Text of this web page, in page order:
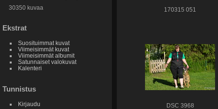
30350 kuvaa
Ekstrat
Suosituimmat kuvat
Viimeisimmät kuvat
Viimeisimmät albumit
Satunnaiset valokuvat
Kalenteri
Tunnistus
Kirjaudu
170315 051
DSC 3968